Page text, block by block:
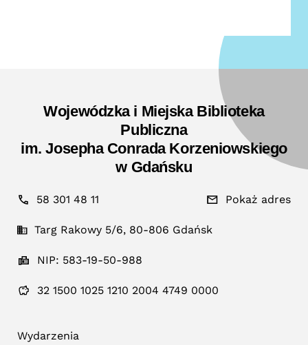
Wojewódzka i Miejska Biblioteka
Publiczna
im. Josepha Conrada Korzeniowskiego
w Gdańsku
58 301 48 11 Pokaż adres
Targ Rakowy 5/6, 80-806 Gdańsk
NIP: 583-19-50-988
32 1500 1025 1210 2004 4749 0000
Wydarzenia